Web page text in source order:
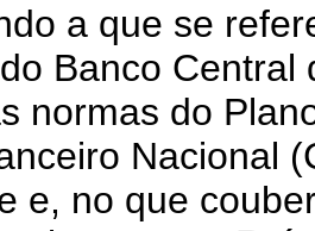
a que se
Banco
normas do
Nacional
e, no que